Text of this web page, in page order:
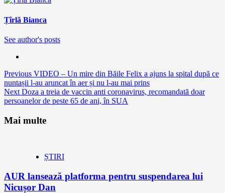
Țîrlă Bianca
See author's posts
Continue
Reading
Previous VIDEO – Un mire din Băile Felix a ajuns la spital după ce
nuntașii l-au aruncat în aer și nu l-au mai prins
Next Doza a treia de vaccin anti coronavirus, recomandată doar
persoanelor de peste 65 de ani, în SUA
Mai multe
ȘTIRI
AUR lansează platforma pentru suspendarea lui
Nicușor Dan